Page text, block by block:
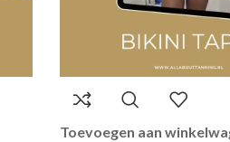
Toevoegen aan